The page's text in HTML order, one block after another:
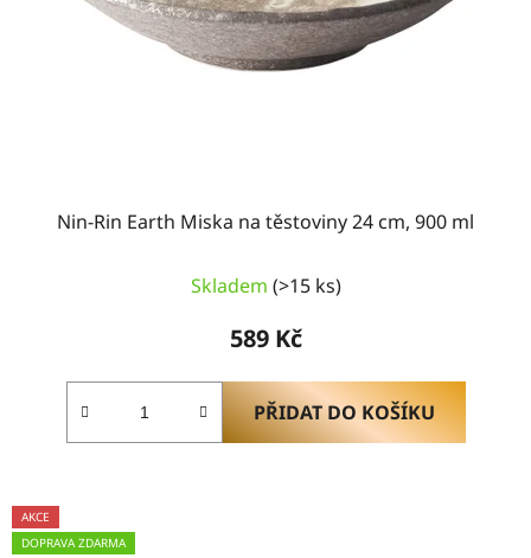
Nin-Rin Earth Miska na těstoviny 24 cm, 900 ml
Skladem (>15 ks)
589 Kč
PŘIDAT DO KOŠÍKU
AKCE
DOPRAVA ZDARMA